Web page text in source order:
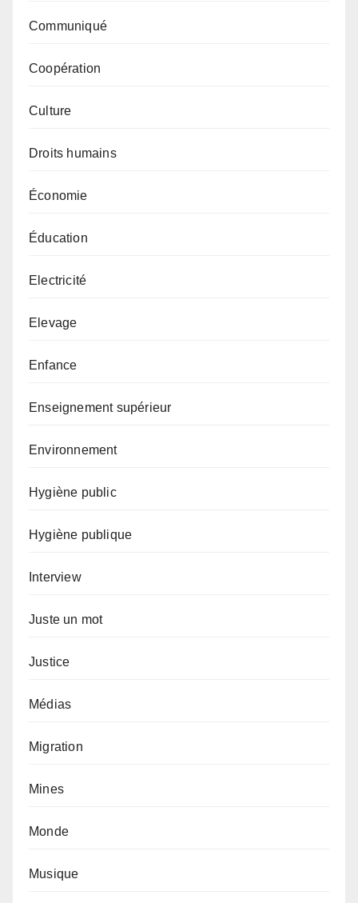
Communiqué
Coopération
Culture
Droits humains
Économie
Éducation
Electricité
Elevage
Enfance
Enseignement supérieur
Environnement
Hygiène public
Hygiène publique
Interview
Juste un mot
Justice
Médias
Migration
Mines
Monde
Musique